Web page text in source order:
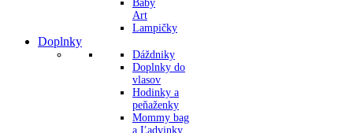
Baby
Art
Lampičky
Doplnky
Dáždniky
Doplnky do
vlasov
Hodinky a
peňaženky
Mommy bag
a Ľadvinky